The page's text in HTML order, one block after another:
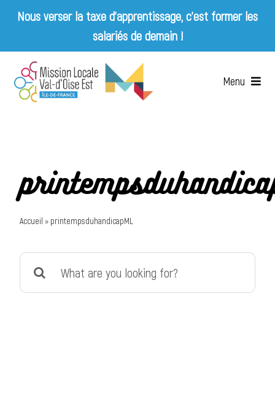
Nous verser la taxe d’apprentissage, c’est former les
salariés de demain !
content
Menu
Services
Emplois & Entreprises
Accueil » printempsduhandicapML
Search